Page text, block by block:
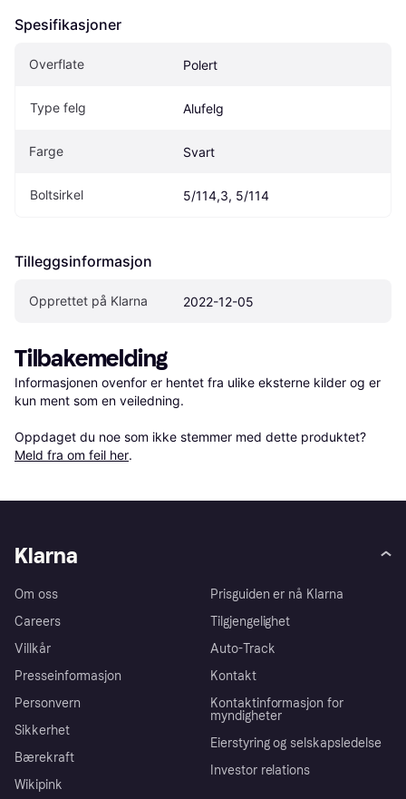
Spesifikasjoner
Overflate Polert
Type felg Alufelg
Farge Svart
Boltsirkel 5/114,3, 5/114
Tilleggsinformasjon
Opprettet på Klarna 2022-12-05
Tilbakemelding
Informasjonen ovenfor er hentet fra ulike eksterne kilder og er
kun ment som en veiledning.
Oppdaget du noe som ikke stemmer med dette produktet?
Meld fra om feil her.
Klarna
Om oss
Careers
Villkår
Presseinformasjon
Personvern
Sikkerhet
Bærekraft
Wikipink
Prisguiden er nå Klarna
Tilgjengelighet
Auto-Track
Kontakt
Kontaktinformasjon for
myndigheter
Eierstyring og selskapsledelse
Investor relations